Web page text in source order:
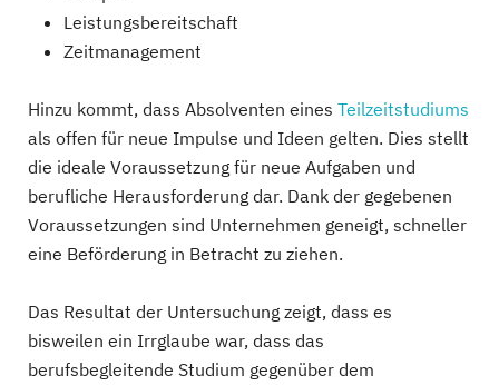
Leistungsbereitschaft
Zeitmanagement
Hinzu kommt, dass Absolventen eines Teilzeitstudiums
als offen für neue Impulse und Ideen gelten. Dies stellt
die ideale Voraussetzung für neue Aufgaben und
berufliche Herausforderung dar. Dank der gegebenen
Voraussetzungen sind Unternehmen geneigt, schneller
eine Beförderung in Betracht zu ziehen.
Das Resultat der Untersuchung zeigt, dass es
bisweilen ein Irrglaube war, dass das
berufsbegleitende Studium gegenüber dem